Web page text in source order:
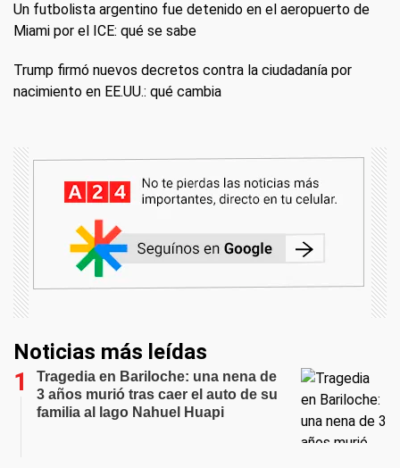
Un futbolista argentino fue detenido en el aeropuerto de
Miami por el ICE: qué se sabe
Trump firmó nuevos decretos contra la ciudadanía por
nacimiento en EE.UU.: qué cambia
Noticias más leídas
Tragedia en Bariloche: una nena de
3 años murió tras caer el auto de su
familia al lago Nahuel Huapi